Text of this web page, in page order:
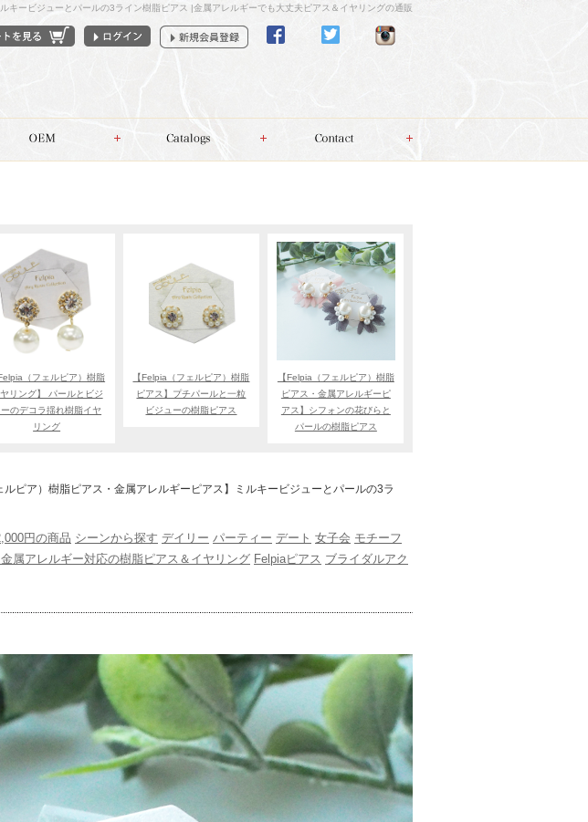
キービジューとパールの3ライン樹脂ピアス |金属アレルギーでも大丈夫ピアス＆イヤリングの通販
Felpia（フェルピア）樹脂
リング】 パールとビジ
ーのデコラ揺れ樹脂イヤ
リング
【Felpia（フェルピア）樹脂
ピアス】プチパールと一粒
ビジューの樹脂ピアス
【Felpia（フェルピア）樹脂
ピアス・金属アレルギーピ
アス】シフォンの花びらと
パールの樹脂ピアス
ピア）樹脂ピアス・金属アレルギーピアス】ミルキービジューとパールの3ラ
円の商品 シーンから探す デイリー パーティー デート 女子会 モチーフ
属アレルギー対応の樹脂ピアス＆イヤリング Felpiaピアス ブライダルアク